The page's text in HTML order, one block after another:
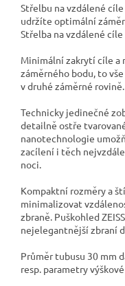
Střelbu na vzdálené
udržíte optimální
Střelba na vzdálené
Minimální zakrytí cíle
záměrného bodu, to
v druhé záměrné rovině.
Technicky jedinečné
detailně ostře
nanotechnologie
zacílení i těch
noci.
Kompaktní rozměry a
minimalizovat
zbraně. Puškohled
nejelegantnější zbraní
Průměr tubusu 30 mm
resp. parametry